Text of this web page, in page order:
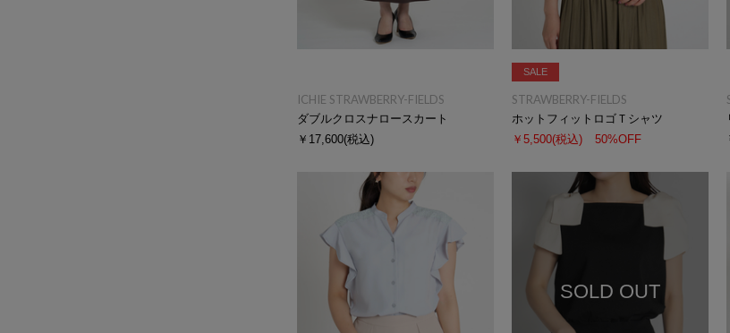
ICHIE STRAWBERRY-FIELDS
ダブルクロスナロースカート
￥17,600(税込)
SALE
STRAWBERRY-FIELDS
ホットフィットロゴＴシャツ
￥5,500(税込) 50%OFF
SOLD OUT